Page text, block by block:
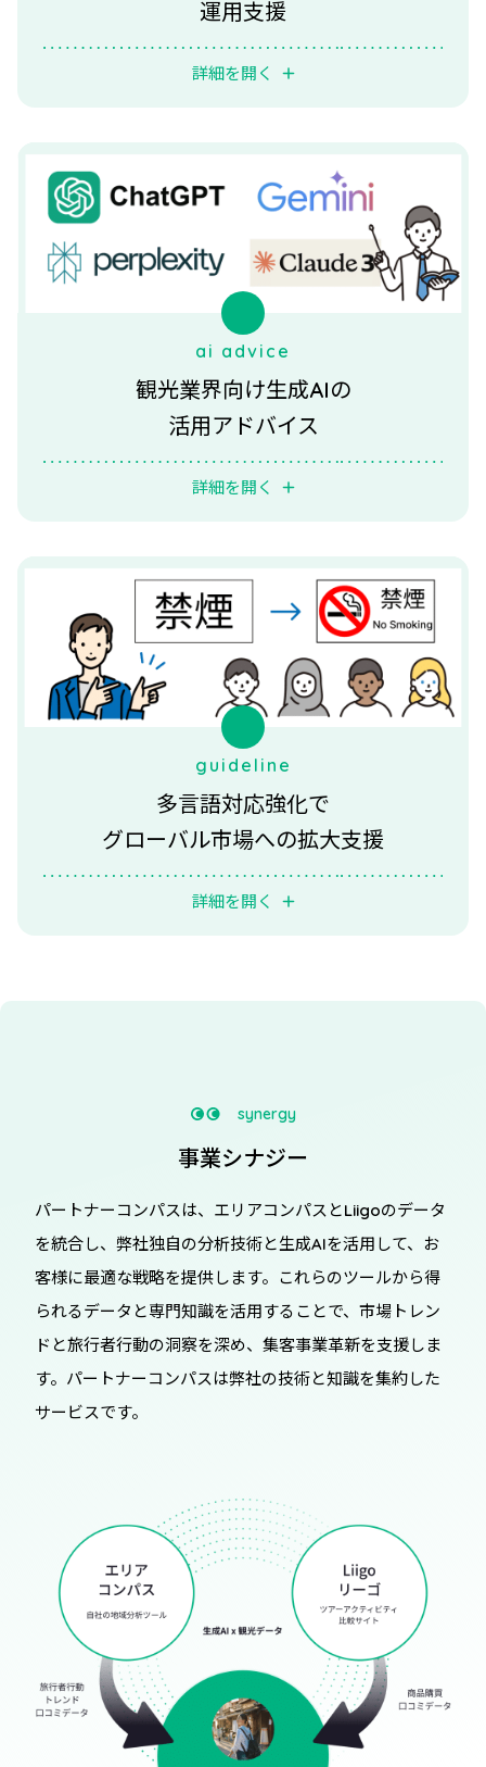
運用支援
詳細を開く
ai advice
観光業界向け生成AIの
活用アドバイス
詳細を開く
guideline
多言語対応強化で
グローバル市場への拡大支援
詳細を開く
synergy
事業シナジー
パートナーコンパスは、エリアコンパスとLiigoのデータ
を統合し、弊社独自の分析技術と生成AIを活用して、お
客様に最適な戦略を提供します。これらのツールから得
られるデータと専門知識を活用することで、市場トレン
ドと旅行者行動の洞察を深め、集客事業革新を支援しま
す。パートナーコンパスは弊社の技術と知識を集約した
サービスです。